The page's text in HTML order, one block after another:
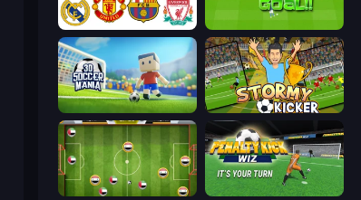
European Football Quiz
3D Soccer Mania Stormy Kicker
Soccer Challenge Penalty Kick Wiz